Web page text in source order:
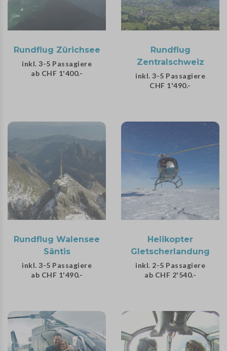
Rundflug Zürichsee
inkl. 3-5 Passagiere
ab CHF 1'400.-
Rundflug
Zentralschweiz
inkl. 3-5 Passagiere
CHF 1'490.-
Rundflug Walensee
Säntis
inkl. 3-5 Passagiere
ab CHF 1'490.-
Helikopter
Gletscherlandung
inkl. 2-5 Passagiere
ab CHF 2'540.-